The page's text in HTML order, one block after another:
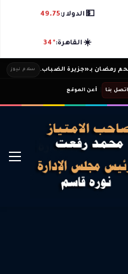
💵 الدولار:49.75
☀️ القاهرة:34°
بـ«جزيرة الضباب. سلام نيوز
اتصل بنا ℹ️عن الموقع